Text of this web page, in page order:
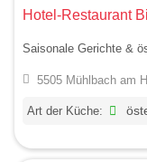
Hotel-Restaurant
Saisonale Gerichte &
5505 Mühlbach am
Art der Küche: